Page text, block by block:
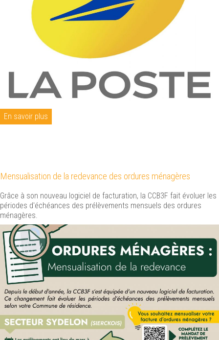
En savoir plus
Mensualisation de la redevance des ordures ménagères
Grâce à son nouveau logiciel de facturation, la CCB3F fait évoluer les
périodes d'échéances des prélèvements mensuels des ordures
ménagères.